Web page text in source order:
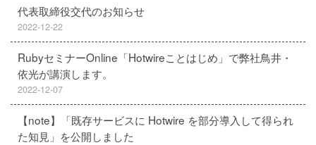
代表取締役交代のお知らせ
2022-12-22
RubyセミナーOnline「Hotwireことはじめ」で弊社鳥井・
依光が講演します。
2022-12-07
【note】「既存サービスに Hotwire を部分導入して得られ
た知見」を公開しました